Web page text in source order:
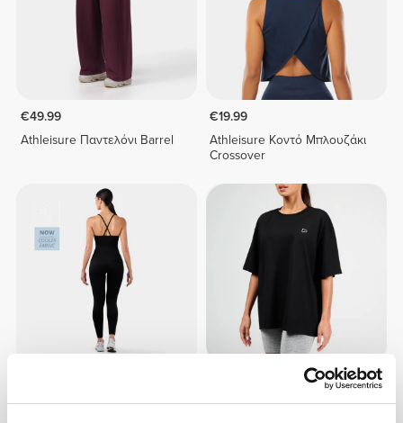
€49.99
Athleisure Παντελόνι Barrel
€19.99
Athleisure Κοντό Μπλουζάκι
Crossover
Ολόσωμη φόρμα Athleisure
Athleisure P Φαρδύ T-Shirt